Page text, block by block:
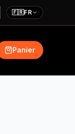
🇫🇷FR
Panier